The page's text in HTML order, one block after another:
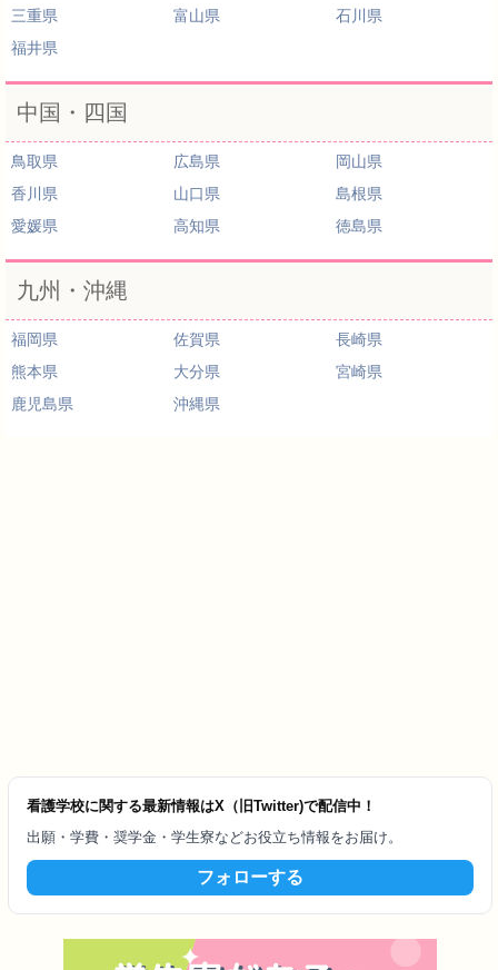
三重県
富山県
石川県
福井県
中国・四国
鳥取県 広島県
岡山県
香川県
山口県
島根県
愛媛県
高知県 徳島県
九州・沖縄
福岡県 佐賀県
長崎県
熊本県
大分県
宮崎県
鹿児島県
沖縄県
看護学校に関する最新情報はX（旧Twitter)で配信中！
出願・学費・奨学金・学生寮などお役立ち情報をお届け。
フォローする